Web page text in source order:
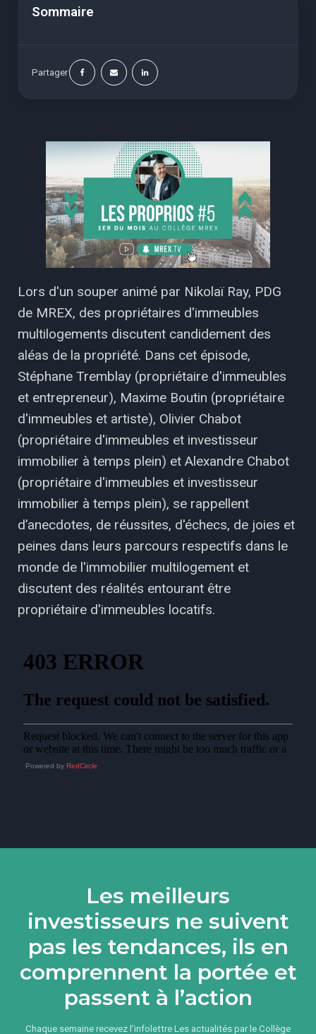
Sommaire
Partager
Lors d'un souper animé par Nikolaï Ray, PDG
de MREX, des propriétaires d'immeubles
multilogements discutent candidement des
aléas de la propriété. Dans cet épisode,
Stéphane Tremblay (propriétaire d'immeubles
et entrepreneur), Maxime Boutin (propriétaire
d'immeubles et artiste), Olivier Chabot
(propriétaire d'immeubles et investisseur
immobilier à temps plein) et Alexandre Chabot
(propriétaire d'immeubles et investisseur
immobilier à temps plein), se rappellent
d’anecdotes, de réussites, d'échecs, de joies et
peines dans leurs parcours respectifs dans le
monde de l'immobilier multilogement et
discutent des réalités entourant être
propriétaire d'immeubles locatifs.
Powered by RedCircle
Les meilleurs
investisseurs ne suivent
pas les tendances, ils en
comprennent la portée et
passent à l’action
Chaque semaine recevez l'infolettre Les actualités par le Collège